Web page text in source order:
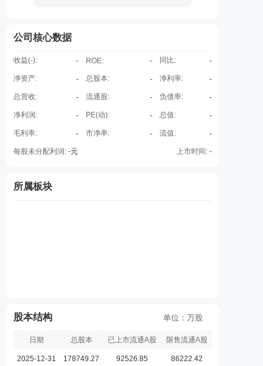
公司核心数据
收益(-): - ROE: - 同比: -
净资产: - 总股本: - 净利率: -
总营收: - 流通股: - 负债率: -
净利润: - PE(动): - 总值: -
毛利率: - 市净率: - 流值: -
每股未分配利润: -元 上市时间: -
所属板块
股本结构 单位：万股
日期 总股本 已上市流通A股 限售流通A股
2025-12-31 178749.27 92526.85 86222.42